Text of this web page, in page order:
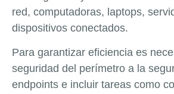
red, computadoras, laptops,
dispositivos conectados.
Para garantizar eficiencia es
seguridad del perímetro a la
endpoints e incluir tareas como